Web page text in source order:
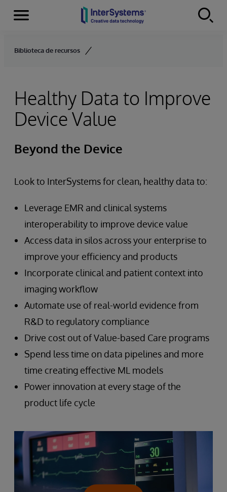
Skip to content
Menu
Biblioteca de recursos
Healthy Data to Improve
Device Value
Beyond the Device
Look to InterSystems for clean, healthy data to:
Leverage EMR and clinical systems
interoperability to improve device value
Access data in silos across your enterprise to
improve your efficiency and products
Incorporate clinical and patient context into
imaging workflow
Automate use of real-world evidence from
R&D to regulatory compliance
Drive cost out of Value-based Care programs
Spend less time on data pipelines and more
time creating effective ML models
Power innovation at every stage of the
product life cycle